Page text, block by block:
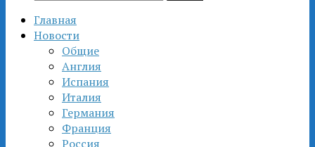
Главная
Новости
Общие
Англия
Испания
Италия
Германия
Франция
Россия